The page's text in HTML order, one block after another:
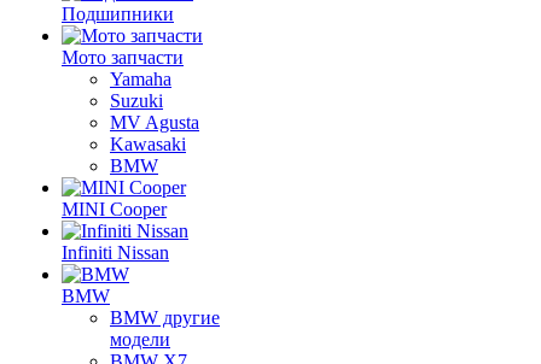
Подшипники
Мото запчасти
Yamaha
Suzuki
MV Agusta
Kawasaki
BMW
MINI Cooper
Infiniti Nissan
BMW
BMW другие
модели